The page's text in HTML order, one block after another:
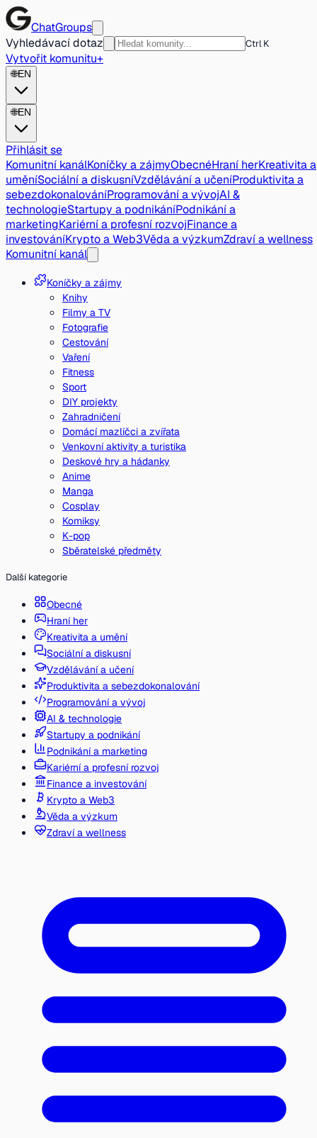
ChatGroups
Vyhledávací dotaz
Ctrl K
Vytvořit komunitu+
🌐EN
🌐EN
Přihlásit se
Komunitní kanálKoníčky a zájmyObecnéHraní herKreativita a
uměníSociální a diskusníVzdělávání a učeníProduktivita a
sebezdokonalováníProgramování a vývojAI &
technologieStartupy a podnikáníPodnikání a
marketingKariérní a profesní rozvojFinance a
investováníKrypto a Web3Věda a výzkumZdraví a wellness
Komunitní kanál
Koníčky a zájmy
Knihy
Filmy a TV
Fotografie
Cestování
Vaření
Fitness
Sport
DIY projekty
Zahradničení
Domácí mazlíčci a zvířata
Venkovní aktivity a turistika
Deskové hry a hádanky
Anime
Manga
Cosplay
Komiksy
K-pop
Sběratelské předměty
Další kategorie
Obecné
Hraní her
Kreativita a umění
Sociální a diskusní
Vzdělávání a učení
Produktivita a sebezdokonalování
Programování a vývoj
AI & technologie
Startupy a podnikání
Podnikání a marketing
Kariérní a profesní rozvoj
Finance a investování
Krypto a Web3
Věda a výzkum
Zdraví a wellness